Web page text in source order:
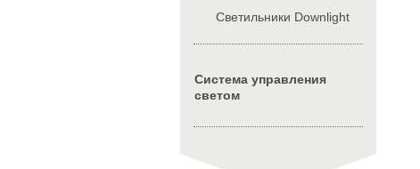
Cветильники Downlight
Система управления
светом